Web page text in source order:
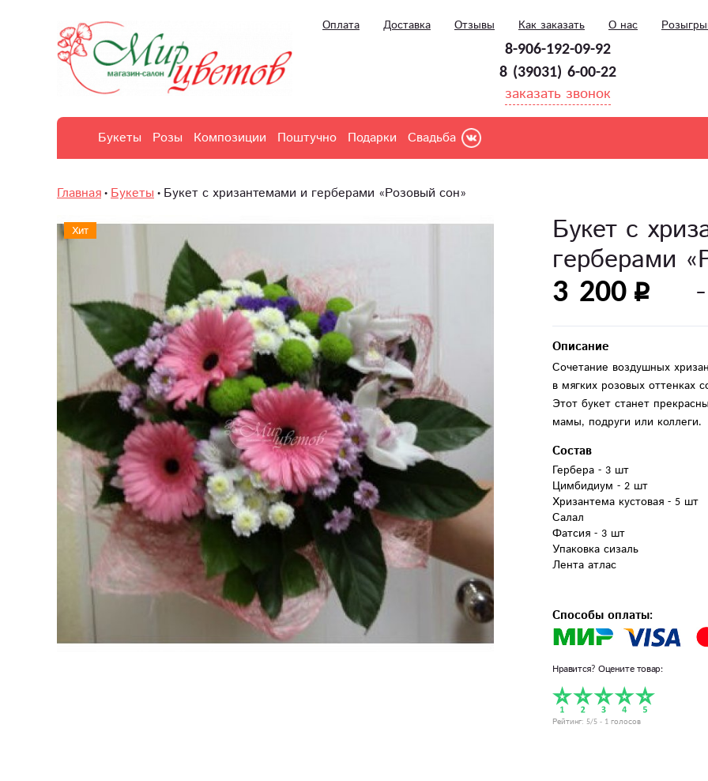
Оплата Доставка Отзывы Как заказать О нас
8-906-192-09-92
8 (39031) 6-00-22
заказать звонок
Букеты Розы Композиции Поштучно Подарки Свадьба
Главная Букеты Букет с хризантемами и герберами «Розовый сон»
Хит
Букет с
герберами
3 200
Описание
Сочетание воздушных
в мягких розовых оттенках
Этот букет станет
мамы, подруги или коллеги.
Состав
Гербера - 3 шт
Цимбидиум - 2 шт
Хризантема кустовая - 5 шт
Салал
Фатсия - 3 шт
Упаковка сизаль
Лента атлас
Способы оплаты:
Нравится? Оцените товар:
Рейтинг: 5/5 - 1 голосов